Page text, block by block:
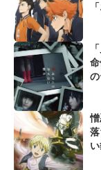
の